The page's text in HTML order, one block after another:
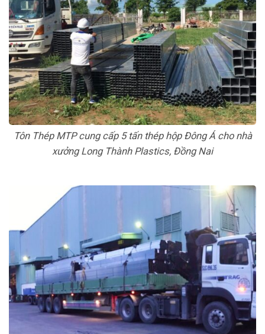
Tôn Thép MTP cung cấp 5 tấn thép hộp Đông Á cho nhà
xưởng Long Thành Plastics, Đồng Nai